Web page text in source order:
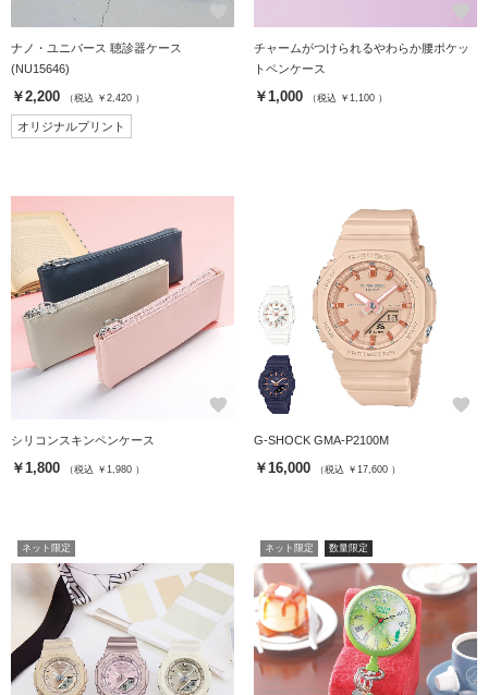
favorite
ナノ・ユニバース 聴診器ケース
(NU15646)
￥2,200 （税込 ￥2,420 ）
オリジナルプリント
チャームがつけられるやわらか腰ポケッ
トペンケース
￥1,000 （税込 ￥1,100 ）
favorite
シリコンスキンペンケース
￥1,800 （税込 ￥1,980 ）
favorite
G-SHOCK GMA-P2100M
￥16,000 （税込 ￥17,600 ）
ネット限定 ネット限定 数量限定